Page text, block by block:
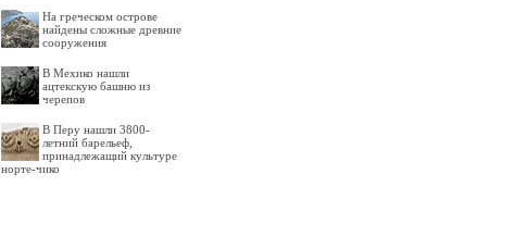
На греческом острове
найдены сложные древние
сооружения
В Мехико нашли
ацтекскую башню из
черепов
В Перу нашли 3800-
летний барельеф,
принадлежащий культуре
норте-чико